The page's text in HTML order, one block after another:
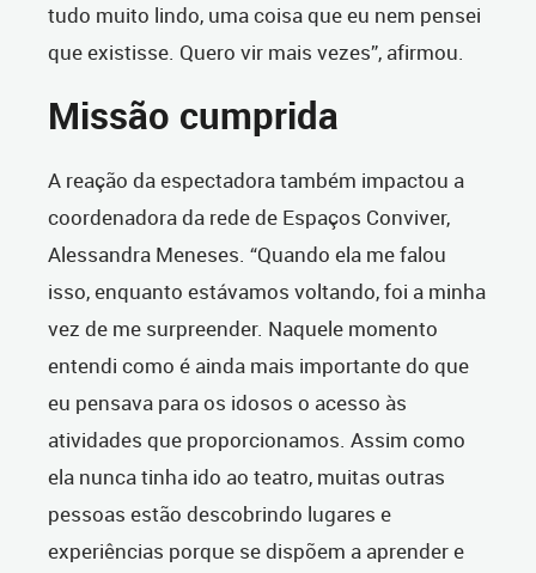
tudo muito lindo, uma coisa que eu nem pensei
que existisse. Quero vir mais vezes”, afirmou.
Missão cumprida
A reação da espectadora também impactou a
coordenadora da rede de Espaços Conviver,
Alessandra Meneses. “Quando ela me falou
isso, enquanto estávamos voltando, foi a minha
vez de me surpreender. Naquele momento
entendi como é ainda mais importante do que
eu pensava para os idosos o acesso às
atividades que proporcionamos. Assim como
ela nunca tinha ido ao teatro, muitas outras
pessoas estão descobrindo lugares e
experiências porque se dispõem a aprender e